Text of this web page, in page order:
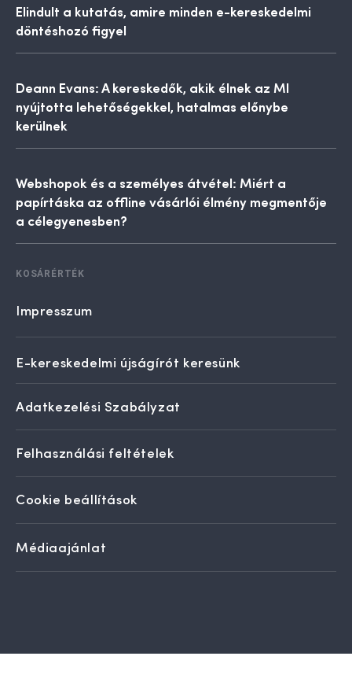
Elindult a kutatás, amire minden e-kereskedelmi
döntéshozó figyel
Deann Evans: A kereskedők, akik élnek az MI
nyújtotta lehetőségekkel, hatalmas előnybe
kerülnek
Webshopok és a személyes átvétel: Miért a
papírtáska az offline vásárlói élmény megmentője
a célegyenesben?
KOSÁRÉRTÉK
Impresszum
E-kereskedelmi újságírót keresünk
Adatkezelési Szabályzat
Felhasználási feltételek
Cookie beállítások
Médiaajánlat